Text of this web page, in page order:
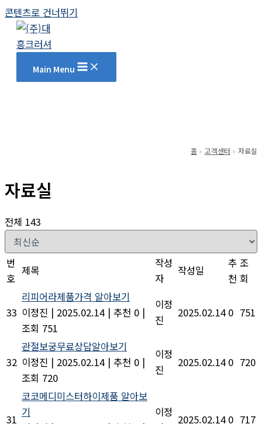
콘텐츠로 건너뛰기
Main Menu
홈 고객센터 자료실
자료실
전체 143
번
호
제목
작성
자
작성일
추
천
조
회
33
리피어라제품가격 알아보기
이정진 | 2025.02.14 | 추천 0 |
조회 751
이정
진
2025.02.14 0 751
32
관절보궁무료상담알아보기
이정진 | 2025.02.14 | 추천 0 |
조회 720
이정
진
2025.02.14 0 720
31
코코메디미스터하이제품 알아보
기
이정
2025.02.14 0 717